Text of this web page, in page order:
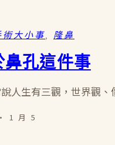
術大小事 隆鼻
鼻孔這件事
人生有三觀，世界觀
1 月 5